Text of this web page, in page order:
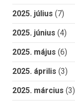
2025. július (7)
2025. június (4)
2025. május (6)
2025. április (3)
2025. március (3)